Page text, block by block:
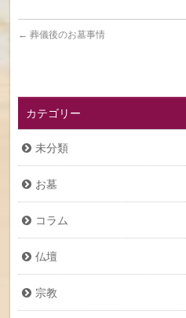
← 葬儀後のお墓事情
カテゴリー
未分類
お墓
コラム
仏壇
宗教